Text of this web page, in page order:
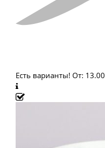
Есть варианты! От: 13.00